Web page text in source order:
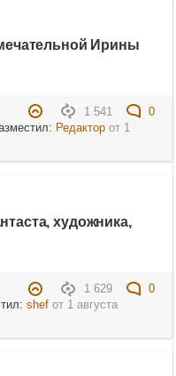
Ирины
1 541
0
Редакторот 1
художника,
1 629
0
shefот 1 августа